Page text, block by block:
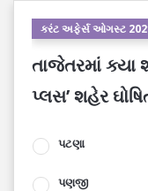
કરંટ અફેર્સ ઓગસ્ટ
તાજેતરમાં ક્યા
પ્લસ’ શહેર
પટણા
પણજી